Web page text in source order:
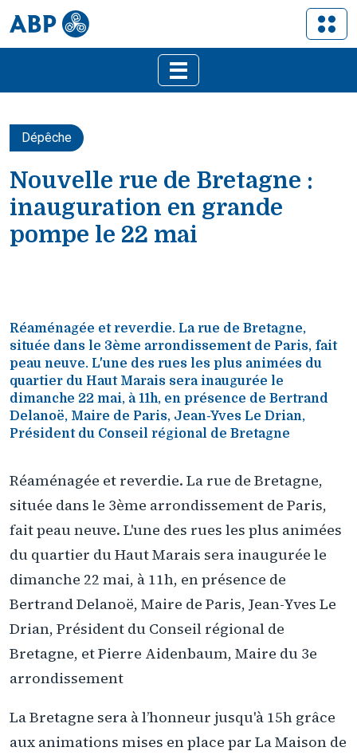
Dépêche
Nouvelle rue de Bretagne :
inauguration en grande
pompe le 22 mai
Réaménagée et reverdie. La rue de Bretagne,
située dans le 3ème arrondissement de Paris, fait
peau neuve. L'une des rues les plus animées du
quartier du Haut Marais sera inaugurée le
dimanche 22 mai, à 11h, en présence de Bertrand
Delanoë, Maire de Paris, Jean-Yves Le Drian,
Président du Conseil régional de Bretagne
Réaménagée et reverdie. La rue de Bretagne,
située dans le 3ème arrondissement de Paris,
fait peau neuve. L'une des rues les plus animées
du quartier du Haut Marais sera inaugurée le
dimanche 22 mai, à 11h, en présence de
Bertrand Delanoë, Maire de Paris, Jean-Yves Le
Drian, Président du Conseil régional de
Bretagne, et Pierre Aidenbaum, Maire du 3e
arrondissement
La Bretagne sera à l’honneur jusqu'à 15h grâce
aux animations mises en place par La Maison de